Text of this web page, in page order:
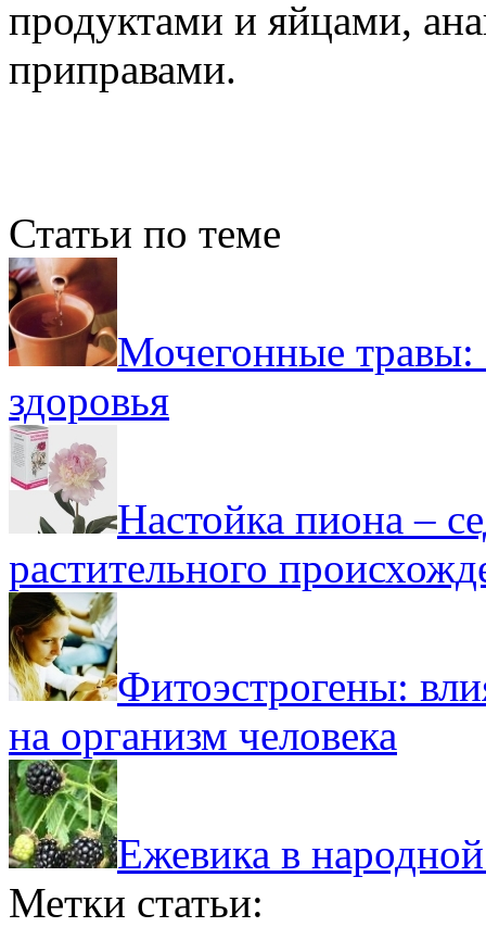
продуктами и яйцами,
приправами.
Статьи по теме
Мочегонные травы:
здоровья
Настойка пиона –
растительного
Фитоэстрогены:
на организм человека
Ежевика в
Метки статьи: